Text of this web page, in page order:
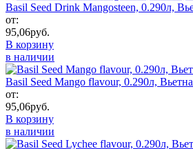
Basil Seed Drink Mangosteen, 0.290л,
от:
95,06руб.
В корзину
в наличии
Basil Seed Mango flavour, 0.290л,
от:
95,06руб.
В корзину
в наличии